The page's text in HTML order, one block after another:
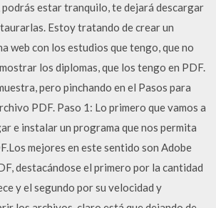
podrás estar tranquilo, te dejará descargar
Estoy tratando de crear un
web con los estudios que tengo, que no
los diplomas, que los tengo en PDF.
pero pinchando en el Pasos para
PDF. Paso 1: Lo primero que vamos a
e instalar un programa que nos permita
mejores en este sentido son Adobe
destacándose el primero por la cantidad
y el segundo por su velocidad y